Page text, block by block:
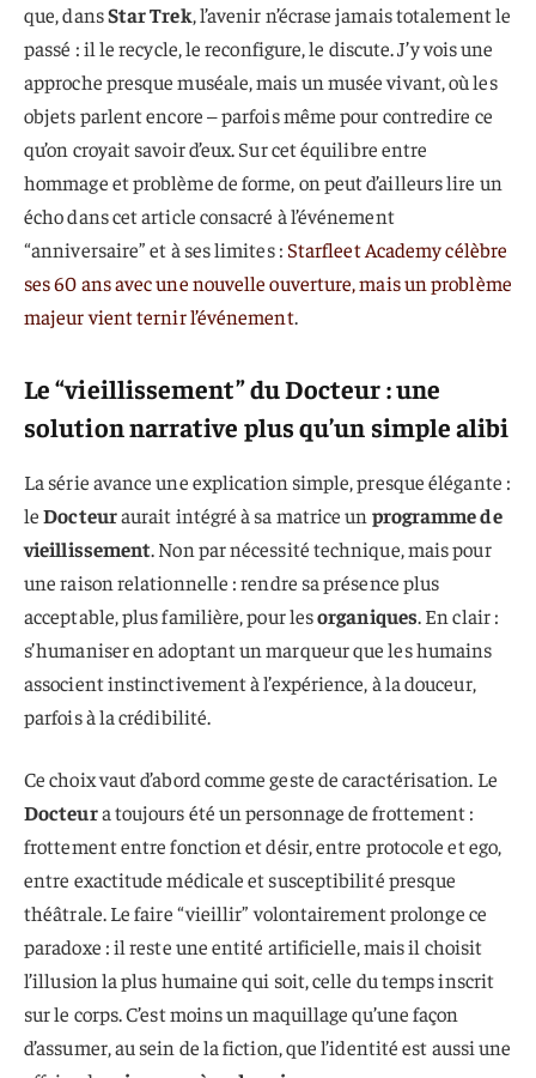
que, dansStar Trek, l’avenir n’écrase jamais totalement le
passé : il le recycle, le reconfigure, le discute. J’y vois une
approche presque muséale, mais un musée vivant, où les
objets parlent encore – parfois même pour contredire ce
qu’on croyait savoir d’eux. Sur cet équilibre entre
hommage et problème de forme, on peut d’ailleurs lire un
écho dans cet article consacré à l’événement
“anniversaire” et à ses limites : Starfleet Academy célèbre
ses 60 ans avec une nouvelle ouverture, mais un problème
majeur vient ternir l’événement.
Le “vieillissement” du Docteur : une
solution narrative plus qu’un simple alibi
La série avance une explication simple, presque élégante :
leDocteuraurait intégré à sa matrice un programme de
vieillissement. Non par nécessité technique, mais pour
une raison relationnelle : rendre sa présence plus
acceptable, plus familière, pour lesorganiques. En clair :
s’humaniser en adoptant un marqueur que les humains
associent instinctivement à l’expérience, à la douceur,
parfois à la crédibilité.
Ce choix vaut d’abord comme geste de caractérisation. Le
Docteura toujours été un personnage de frottement :
frottement entre fonction et désir, entre protocole et ego,
entre exactitude médicale et susceptibilité presque
théâtrale. Le faire “vieillir” volontairement prolonge ce
paradoxe : il reste une entité artificielle, mais il choisit
l’illusion la plus humaine qui soit, celle du temps inscrit
sur le corps. C’est moins un maquillage qu’une façon
d’assumer, au sein de la fiction, que l’identité est aussi une